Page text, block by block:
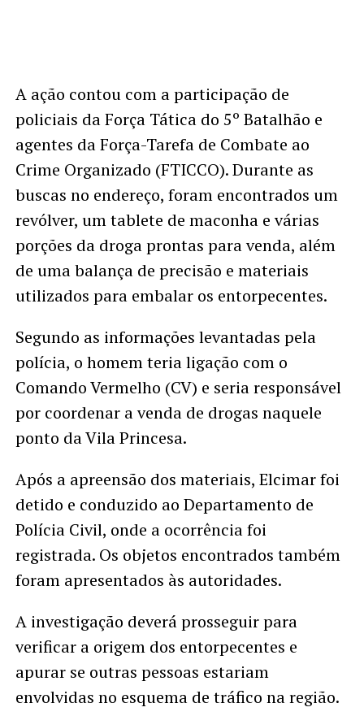
A ação contou com a participação de
policiais da Força Tática do 5º Batalhão e
agentes da Força-Tarefa de Combate ao
Crime Organizado (FTICCO). Durante as
buscas no endereço, foram encontrados um
revólver, um tablete de maconha e várias
porções da droga prontas para venda, além
de uma balança de precisão e materiais
utilizados para embalar os entorpecentes.
Segundo as informações levantadas pela
polícia, o homem teria ligação com o
Comando Vermelho (CV) e seria responsável
por coordenar a venda de drogas naquele
ponto da Vila Princesa.
Após a apreensão dos materiais, Elcimar foi
detido e conduzido ao Departamento de
Polícia Civil, onde a ocorrência foi
registrada. Os objetos encontrados também
foram apresentados às autoridades.
A investigação deverá prosseguir para
verificar a origem dos entorpecentes e
apurar se outras pessoas estariam
envolvidas no esquema de tráfico na região.